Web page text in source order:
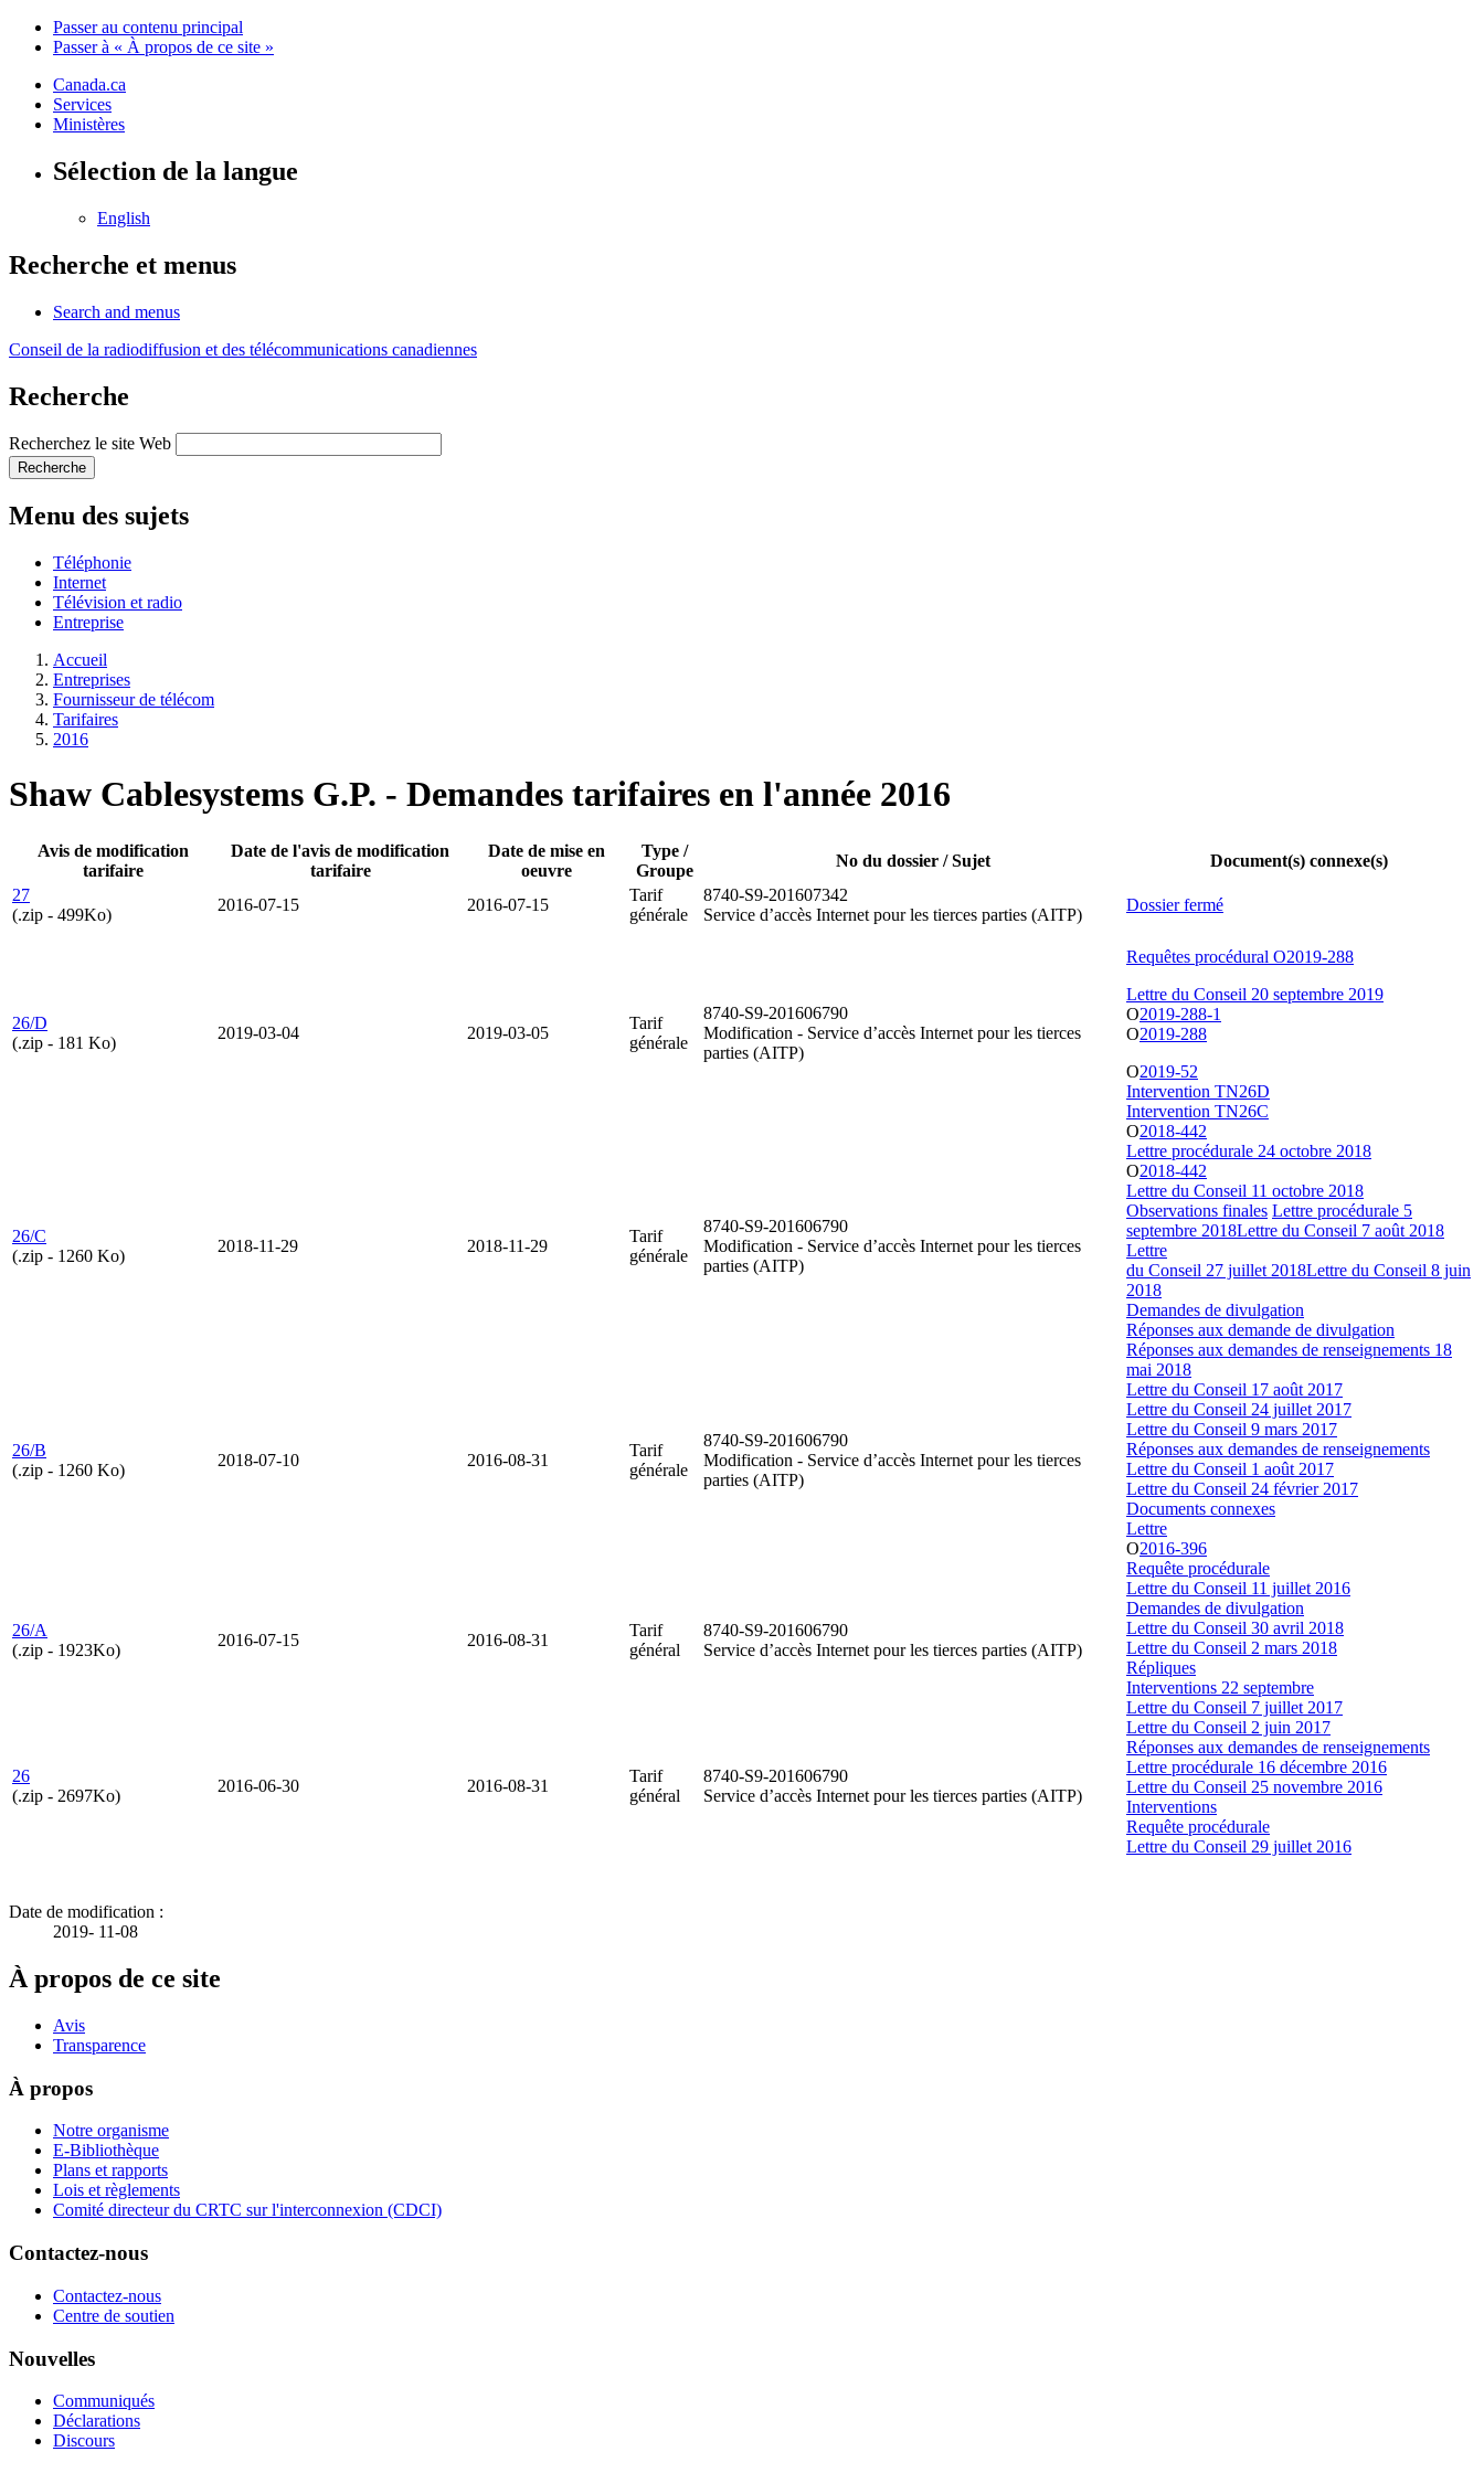
Passer au contenu principal
Passer à « À propos de ce site »
Canada.ca
Services
Ministères
Sélection de la langue
English
Recherche et menus
Search and menus
Conseil de la radiodiffusion et des télécommunications canadiennes
Recherche
Recherchez le site Web
Recherche
Menu des sujets
Téléphonie
Internet
Télévision et radio
Entreprise
Accueil
Entreprises
Fournisseur de télécom
Tarifaires
2016
Shaw Cablesystems G.P. - Demandes tarifaires en l'année 2016
Avis de modification
tarifaire
Date de l'avis de modification
tarifaire
Date de mise en
oeuvre
Type /
Groupe
No du dossier / Sujet
Document(s) connexe(s)
27
(.zip - 499Ko)
2016-07-15 2016-07-15
Tarif
générale
8740-S9-201607342
Service d’accès Internet pour les tierces parties (AITP)
Dossier fermé
26/D
(.zip - 181 Ko)
2019-03-04 2019-03-05
Tarif
générale
8740-S9-201606790
Modification - Service d’accès Internet pour les tierces
parties (AITP)
Requêtes procédural O2019-288
Lettre du Conseil 20 septembre 2019
O2019-288-1
O2019-288
O2019-52
Intervention TN26D
Intervention TN26C
O2018-442
Lettre procédurale 24 octobre 2018
O2018-442
Lettre du Conseil 11 octobre 2018
Observations finales Lettre procédurale 5
septembre 2018Lettre du Conseil 7 août 2018
Lettre
du Conseil 27 juillet 2018Lettre du Conseil 8 juin
2018
Demandes de divulgation
Réponses aux demande de divulgation
Réponses aux demandes de renseignements 18
mai 2018
Lettre du Conseil 17 août 2017
Lettre du Conseil 24 juillet 2017
Lettre du Conseil 9 mars 2017
Réponses aux demandes de renseignements
Lettre du Conseil 1 août 2017
Lettre du Conseil 24 février 2017
Documents connexes
Lettre
O2016-396
Requête procédurale
Lettre du Conseil 11 juillet 2016
Demandes de divulgation
Lettre du Conseil 30 avril 2018
Lettre du Conseil 2 mars 2018
Répliques
Interventions 22 septembre
Lettre du Conseil 7 juillet 2017
Lettre du Conseil 2 juin 2017
Réponses aux demandes de renseignements
Lettre procédurale 16 décembre 2016
Lettre du Conseil 25 novembre 2016
Interventions
Requête procédurale
Lettre du Conseil 29 juillet 2016
26/C
(.zip - 1260 Ko)
2018-11-29 2018-11-29
Tarif
générale
8740-S9-201606790
Modification - Service d’accès Internet pour les tierces
parties (AITP)
26/B
(.zip - 1260 Ko)
2018-07-10 2016-08-31
Tarif
générale
8740-S9-201606790
Modification - Service d’accès Internet pour les tierces
parties (AITP)
26/A
(.zip - 1923Ko)
2016-07-15 2016-08-31
Tarif
général
8740-S9-201606790
Service d’accès Internet pour les tierces parties (AITP)
26
(.zip - 2697Ko)
2016-06-30 2016-08-31
Tarif
général
8740-S9-201606790
Service d’accès Internet pour les tierces parties (AITP)
Date de modification :
2019- 11-08
À propos de ce site
Avis
Transparence
À propos
Notre organisme
E-Bibliothèque
Plans et rapports
Lois et règlements
Comité directeur du CRTC sur l'interconnexion (CDCI)
Contactez-nous
Contactez-nous
Centre de soutien
Nouvelles
Communiqués
Déclarations
Discours